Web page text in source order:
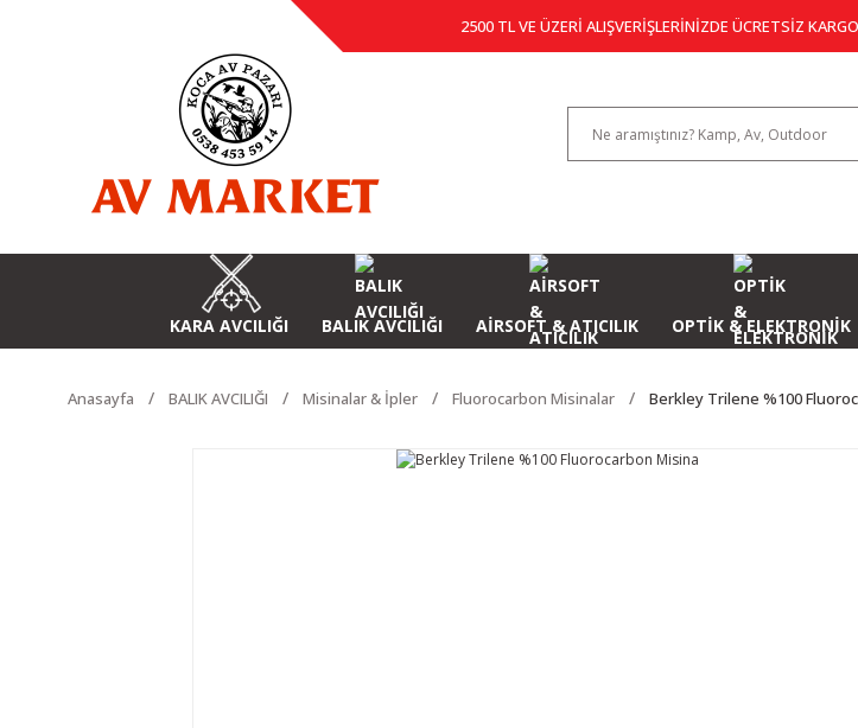
2500 TL VE ÜZERİ ALIŞVERİŞLERİNİZDE ÜCRETSİZ
KARA AVCILIĞI BALIK AVCILIĞI AİRSOFT & ATICILIK OPTİK & ELEKTRONİK
Anasayfa BALIK AVCILIĞI Misinalar & İpler Fluorocarbon Misinalar Berkley Trilene %100